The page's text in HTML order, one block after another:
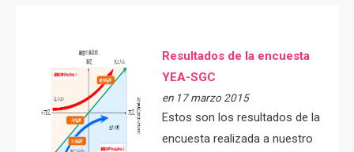
Resultados de la encuesta
YEA-SGC
en 17 marzo 2015
Estos son los resultados de la
encuesta realizada a nuestro